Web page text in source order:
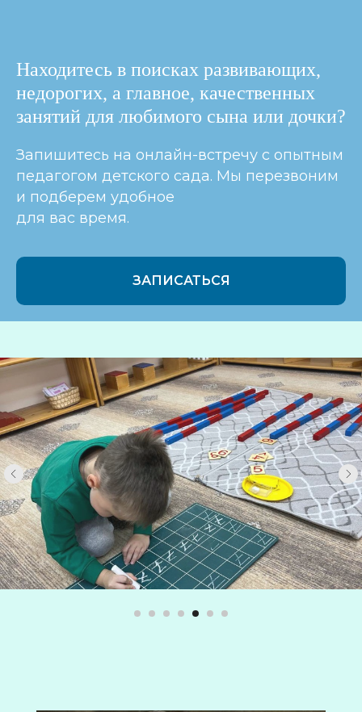
Находитесь в поисках развивающих,
недорогих, а главное, качественных
занятий для любимого сына или дочки?
Запишитесь на онлайн-встречу с опытным
педагогом детского сада. Мы перезвоним
и подберем удобное
для вас время.
ЗАПИСАТЬСЯ